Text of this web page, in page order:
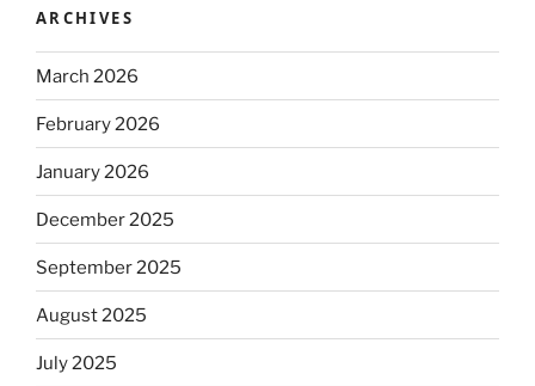
ARCHIVES
March 2026
February 2026
January 2026
December 2025
September 2025
August 2025
July 2025